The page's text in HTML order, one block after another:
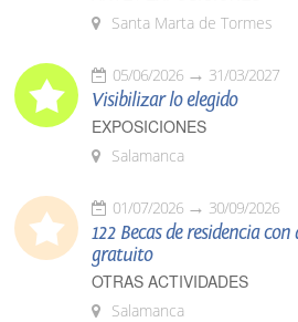
Santa Marta de Tormes
05/06/2026 31/03/2027
Visibilizar lo elegido
EXPOSICIONES
Salamanca
01/07/2026 30/09/2026
122 Becas de residencia
gratuito
OTRAS ACTIVIDADES
Salamanca